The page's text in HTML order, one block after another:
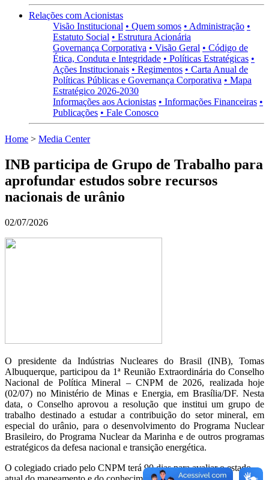
Relações com Acionistas
Visão Institucional • Quem somos • Administração •
Estatuto Social • Estrutura Acionária
Governança Corporativa • Visão Geral • Código de
Ética, Conduta e Integridade • Políticas Estratégicas •
Ações Institucionais • Regimentos • Carta Anual de
Políticas Públicas e Governança Corporativa • Mapa
Estratégico 2026-2030
Informações aos Acionistas • Informações Financeiras •
Publicações • Fale Conosco
Home > Media Center
INB participa de Grupo de Trabalho para
aprofundar estudos sobre recursos
nacionais de urânio
02/07/2026
O presidente da Indústrias Nucleares do Brasil (INB), Tomas
Albuquerque, participou da 1ª Reunião Extraordinária do Conselho
Nacional de Política Mineral – CNPM de 2026, realizada hoje
(02/07) no Ministério de Minas e Energia, em Brasília/DF. Nesta
data, o Conselho aprovou a resolução que institui um grupo de
trabalho destinado a estudar a contribuição do setor mineral, em
especial do urânio, para o desenvolvimento do Programa Nuclear
Brasileiro, do Programa Nuclear da Marinha e de outros programas
estratégicos da defesa nacional e transição energética.
O colegiado criado pelo CNPM terá 90 dias para avaliar o estado